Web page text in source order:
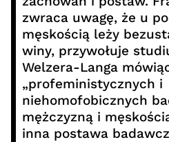
zwraca uwagę, że u
męskością leży
winy, przywołuje
Welzera-Langa
„profeministycznych i
niehomofobicznych
mężczyzną i
inna postawa